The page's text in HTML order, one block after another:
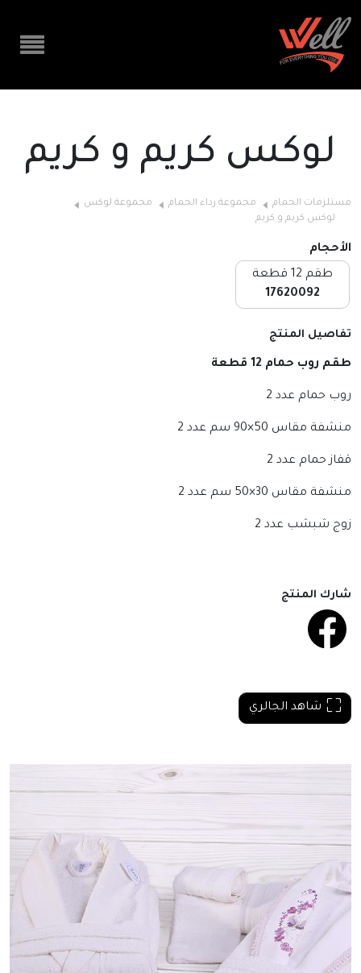
لوكس كريم و كريم
مستلزمات الحمام مجموعة رداء الحمام
مجموعة لوكس
لوكس كريم و كريم
الأحجام
طقم 12 قطعة
17620092
تفاصيل المنتج
طقم روب حمام 12 قطعة
روب حمام عدد 2
منشفة مقاس 50×90 سم عدد 2
قفاز حمام عدد 2
منشفة مقاس 30×50 سم عدد 2
زوج شبشب عدد 2
شارك المنتج
شاهد الجالري